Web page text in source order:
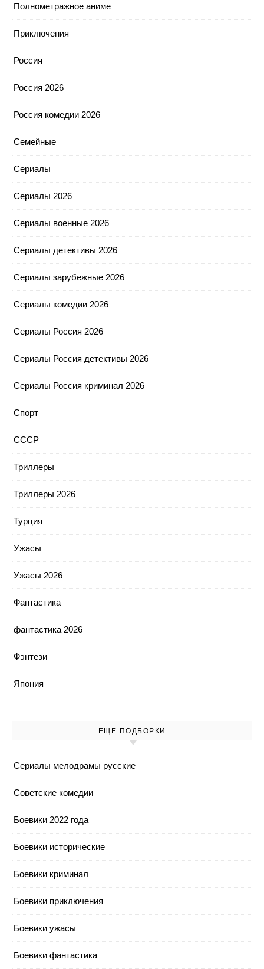
Полнометражное аниме
Приключения
Россия
Россия 2026
Россия комедии 2026
Семейные
Сериалы
Сериалы 2026
Сериалы военные 2026
Сериалы детективы 2026
Сериалы зарубежные 2026
Сериалы комедии 2026
Сериалы Россия 2026
Сериалы Россия детективы 2026
Сериалы Россия криминал 2026
Спорт
СССР
Триллеры
Триллеры 2026
Турция
Ужасы
Ужасы 2026
Фантастика
фантастика 2026
Фэнтези
Япония
ЕЩЕ ПОДБОРКИ
Cериалы мелодрамы русские
Cоветские комедии
Боевики 2022 года
Боевики исторические
Боевики криминал
Боевики приключения
Боевики ужасы
Боевики фантастика